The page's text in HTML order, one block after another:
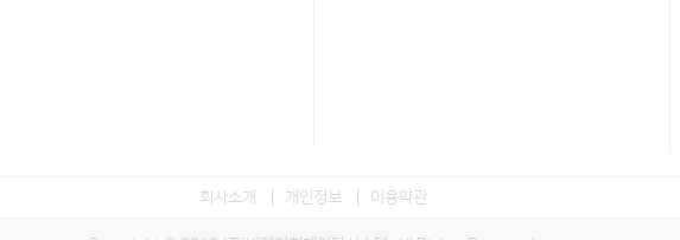
회사소개 개인정보 이용약관